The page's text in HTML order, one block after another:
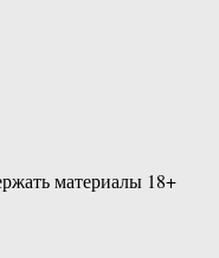
материалы 18+